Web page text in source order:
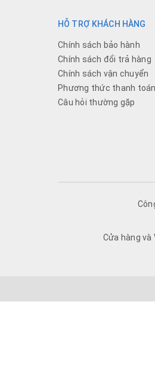
HỖ TRỢ KHÁCH HÀNG
Chính sách bảo hành
Chính sách đổi trả hàng
Chính sách vận chuyển
Phương thức thanh toán
Câu hỏi thường gặp
Cửa hàng và